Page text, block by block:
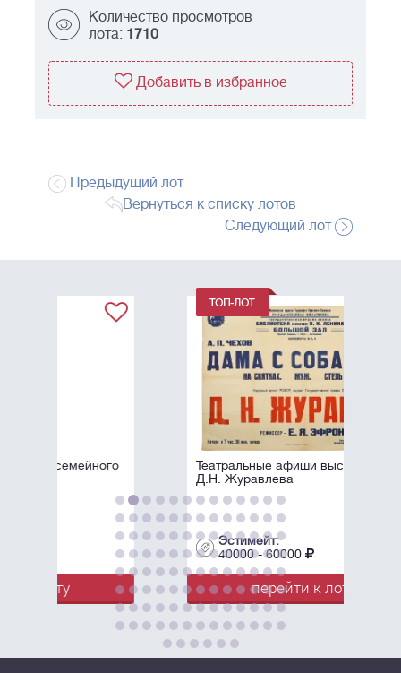
Количество просмотров
лота: 1710
Добавить в избранное
Предыдущий лот
Вернуться к списку лотов
Следующий лот
Театральные афиши выступлений
Эстимейт:
40000 - 60000
перейти к лоту